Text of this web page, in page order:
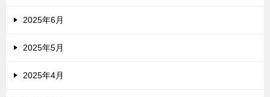
2025年6月
2025年5月
2025年4月